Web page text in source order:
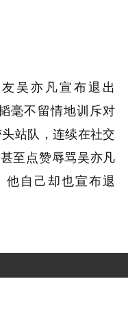
吴亦凡宣布退出
毫不留情地训斥对
头站队，连续在社交
至点赞辱骂吴亦凡
自己却也宣布退